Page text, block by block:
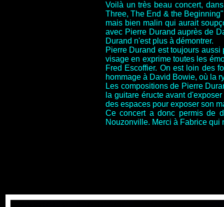
Voilà un très beau concert,
Three, The End & the
mais bien malin qui aurait
avec Pierre Durand auprès de
Durand n'est plus à démontrer.
Pierre Durand est toujours
visage en exprime toutes les
Fred Escoffier. On est loin des
hommage à David Bowie, où la
Les compositions de Pierre
la guitare éructe avant
des espaces pour exposer son
Ce concert a donc permis de
Nouzonville. Merci à Fabrice qui